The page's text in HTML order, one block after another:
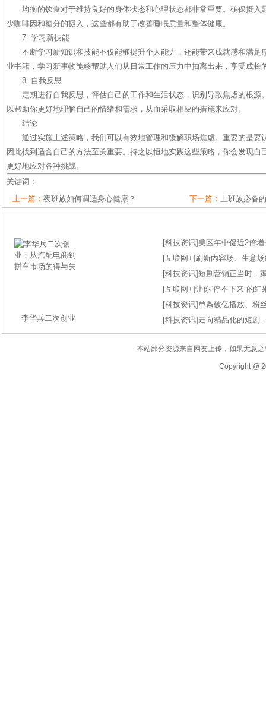
均衡的饮食对于维持良好的身体状态和心理状态都非常重要。确保摄入
少咖啡因和糖分的摄入，这些都有助于改善睡眠质量和整体健康。
7. 学习新技能
不断学习新知识和技能不仅能够提升个人能力，还能带来成就感和满足
业书籍，学习新事物能够帮助人们从日常工作的压力中抽离出来，享受成长
8. 自我反思
定期进行自我反思，评估自己的工作和生活状态，识别导致焦虑的根源
以帮助你更好地理解自己的情绪和需求，从而采取相应的措施来应对。
结论
通过实施上述策略，我们可以有效地管理和缓解职场焦虑。重要的是要
因此找到适合自己的方法至关重要。持之以恒地实践这些策略，你会发现自
更好地应对各种挑战。
关键词：
上一篇： 夜班族如何调适身心健康？ 下一篇： 上班族必备
李华兵二次创业
[科技资讯] 美区年中促近2倍
[互联网+] 刷新内容场、生意
[科技资讯]短剧营销正当时，
[互联网+]让你“停不下来”的
[科技资讯]单条破亿播放、粉
[科技资讯] 走向精品化的短剧
本站部分资源来自网友上传，如果无意
Copyright @